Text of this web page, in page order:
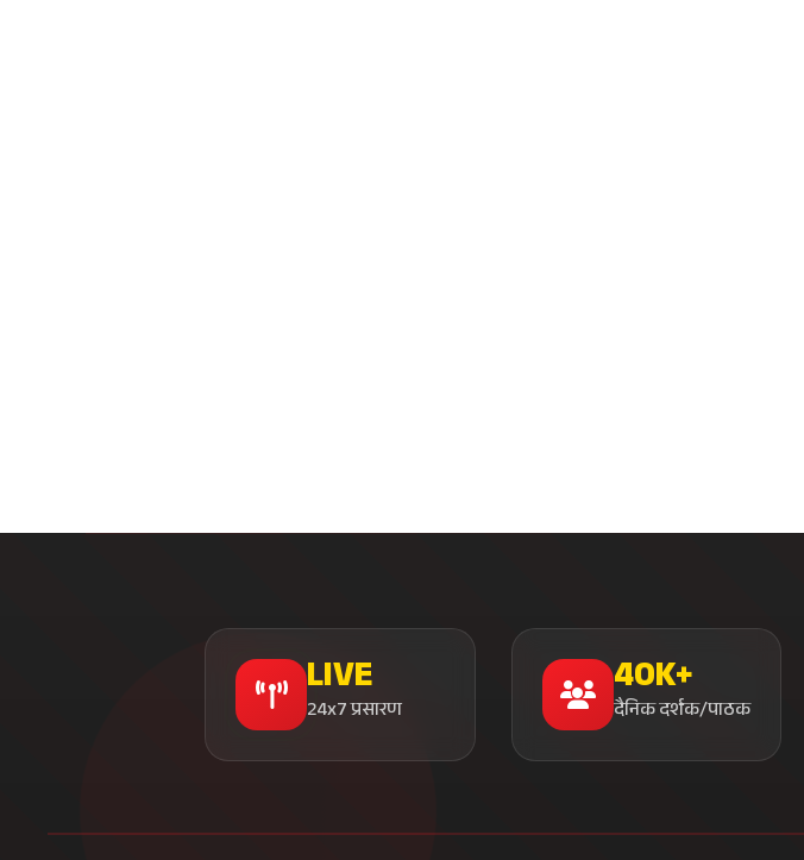
LIVE
24x7 प्रसारण
40K+
दैनिक दर्शक/पाठक